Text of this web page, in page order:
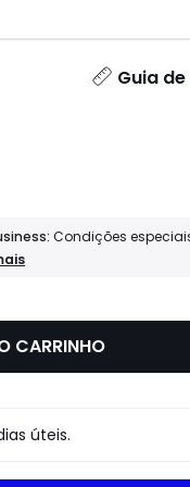
Guia
Condições
CARRINHO
úteis.